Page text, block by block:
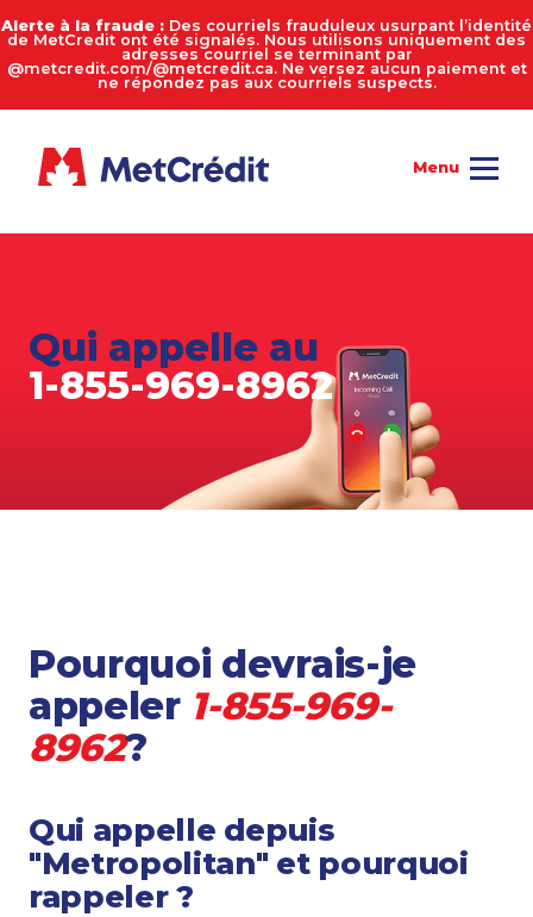
Alerte à la fraude : Des courriels frauduleux usurpant l’identité
de MetCredit ont été signalés. Nous utilisons uniquement des
adresses courriel se terminant par
@metcredit.com/@metcredit.ca. Ne versez aucun paiement et
ne répondez pas aux courriels suspects.
Qui appelle au
1-855-969-8962
Pourquoi devrais-je
appeler 1-855-969-
8962?
Qui appelle depuis
"Metropolitan" et pourquoi
rappeler ?